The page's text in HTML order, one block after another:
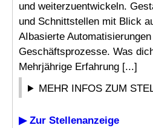
und weiterzuentwickeln.
und Schnittstellen mit Blick
AIbasierte
Geschäftsprozesse. Was
Mehrjährige Erfahrung [...]
MEHR INFOS ZUM
▶ Zur Stellenanzeige